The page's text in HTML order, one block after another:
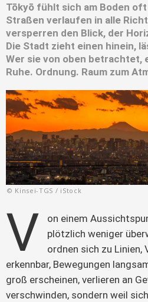
Tōkyō fühlt sich am Boden
Straßen verlaufen in alle
versperren den Blick, der
Die Stadt zieht einen hinein,
Wer sie von oben betrachtet,
Ruhe. Ordnung. Raum zum
© Kinsei-TGS / iStock
V
on einem
plötzlich weniger
ordnen sich zu Linien,
erkennbar, Bewegungen
groß erscheinen, verlieren an
verschwinden, sondern weil